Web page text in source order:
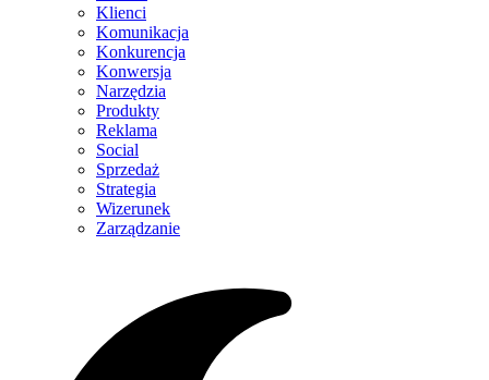
Klienci
Komunikacja
Konkurencja
Konwersja
Narzędzia
Produkty
Reklama
Social
Sprzedaż
Strategia
Wizerunek
Zarządzanie